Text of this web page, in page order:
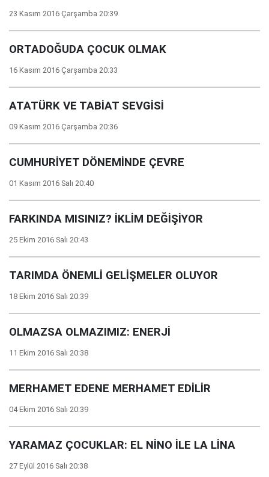
23 Kasım 2016 Çarşamba 20:39
ORTADOĞUDA ÇOCUK OLMAK
16 Kasım 2016 Çarşamba 20:33
ATATÜRK VE TABİAT SEVGİSİ
09 Kasım 2016 Çarşamba 20:36
CUMHURİYET DÖNEMİNDE ÇEVRE
01 Kasım 2016 Salı 20:40
FARKINDA MISINIZ? İKLİM DEĞİŞİYOR
25 Ekim 2016 Salı 20:43
TARIMDA ÖNEMLİ GELİŞMELER OLUYOR
18 Ekim 2016 Salı 20:39
OLMAZSA OLMAZIMIZ: ENERJİ
11 Ekim 2016 Salı 20:38
MERHAMET EDENE MERHAMET EDİLİR
04 Ekim 2016 Salı 20:39
YARAMAZ ÇOCUKLAR: EL NİNO İLE LA LİNA
27 Eylül 2016 Salı 20:38